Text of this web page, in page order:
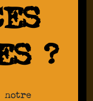
?
notre